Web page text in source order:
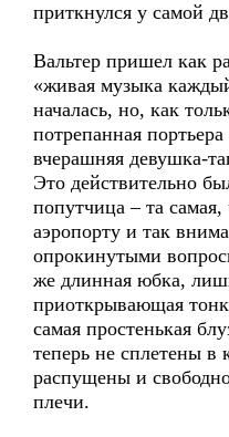
приткнулся у самой
Вальтер пришел как
«живая музыка
началась, но, как
потрепанная
вчерашняя девушка-
Это действительно
попутчица – та
аэропорту и так
опрокинутыми
же длинная юбка,
приоткрывающая
самая простенькая
теперь не сплетены в
распущены и
плечи.